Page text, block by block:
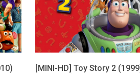
[MINI-HD] Toy Story 2